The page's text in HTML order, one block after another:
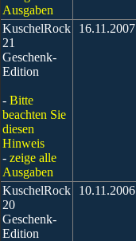
Ausgaben
KuschelRock
21
Geschenk-
Edition
- Bitte
beachten Sie
diesen
Hinweis
- zeige alle
Ausgaben
16.11.2007
KuschelRock
20
Geschenk-
Edition
10.11.2006